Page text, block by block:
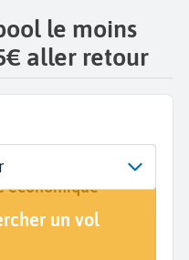
le moins
aller retour
économique
un vol